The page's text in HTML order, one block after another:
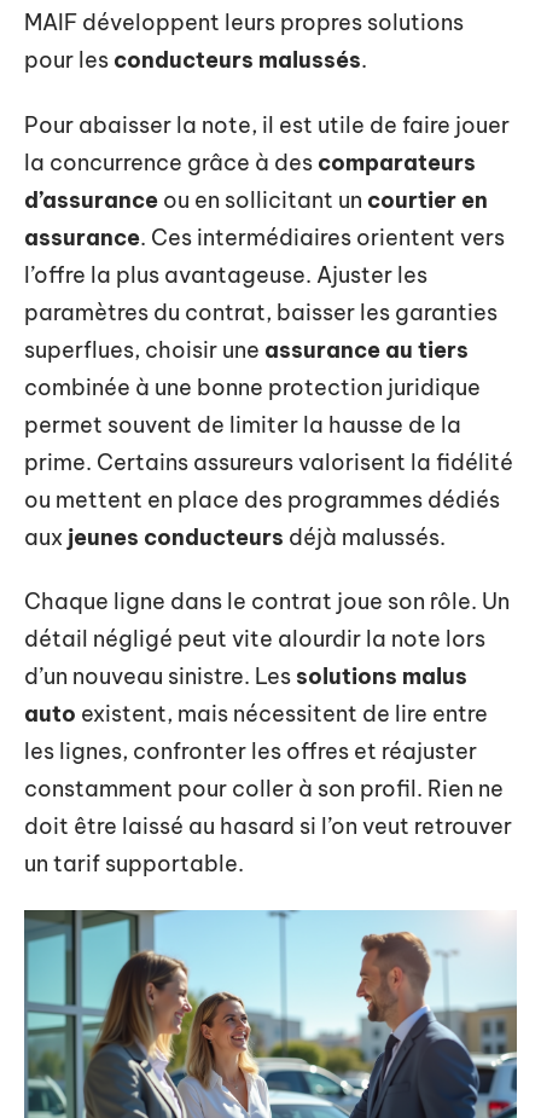
MAIF développent leurs propres solutions
pour les conducteurs malussés.
Pour abaisser la note, il est utile de faire jouer
la concurrence grâce à des comparateurs
d’assurance ou en sollicitant un courtier en
assurance. Ces intermédiaires orientent vers
l’offre la plus avantageuse. Ajuster les
paramètres du contrat, baisser les garanties
superflues, choisir une assurance au tiers
combinée à une bonne protection juridique
permet souvent de limiter la hausse de la
prime. Certains assureurs valorisent la fidélité
ou mettent en place des programmes dédiés
aux jeunes conducteurs déjà malussés.
Chaque ligne dans le contrat joue son rôle. Un
détail négligé peut vite alourdir la note lors
d’un nouveau sinistre. Les solutions malus
auto existent, mais nécessitent de lire entre
les lignes, confronter les offres et réajuster
constamment pour coller à son profil. Rien ne
doit être laissé au hasard si l’on veut retrouver
un tarif supportable.